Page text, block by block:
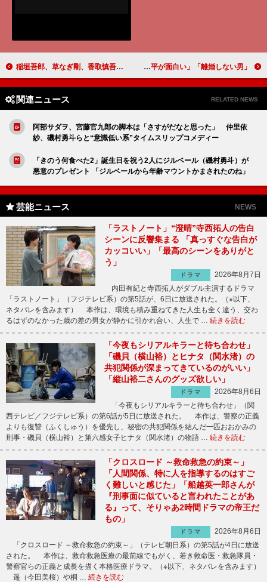
稲垣吾郎、草なぎ剛、香取慎吾「新しい地図」 4都市で『NAKAMA to MEETING Vol.3』の開催決定 「離婚しない男」篠田麻里子＆小池徹平の絡みにネット騒然 「第2話でも麻里子さまが大暴れ」「ド変態な小池徹平が面白い」
関連ニュース RELATED NEWS
阿部サダヲ、宮藤官九郎の脚本は「さすがだなと思った」 仲里依
紗、磯村勇斗らと“意識低い系”タイムスリップコメディー
「きのう何食べた2」誕生日を祝う2人にジルベール（磯村勇斗）が
悪意のプレゼント 「ジルベールから年齢マウントかまされたのね」
芸能ニュース NEWS
「ラストノート」“澄晴”寺西拓人の告白
シーンに反響集まる 「真っすぐな告白が
カッコいい」「最高のシーンをありがと
う」
ドラマ
2026年8月7日
内田有紀と寺西拓人がダブル主演するドラマ
「ラストノート」（フジテレビ系）の第5話が、6日に放送された。（※以下、
ネタバレを含みます） 本作は、環境も積み重ねてきた人生も全く違う、交わ
るはずのなかった歳の差の男女が静かに引かれ合い、人生で … 続きを読む
「今夜もシリアルキラーと待ち合わせ」
「磯貝（横山裕）とヒナタ（関水渚）の
共犯関係が深まってきているのがいい」
「縦山裕二さんのグッズ欲しい」
ドラマ
2026年8月6日
「今夜もシリアルキラーと待ち合わせ」（関
西テレビ／フジテレビ系）の第6話が5日に放送された。 本作は、警察の正義
よりも復讐（ふくしゅう）を優先し、秘密の共犯関係を結んだ一匹おおかみの
刑事・磯貝（横山裕）と第六感女子ヒナタ（関水渚）の物語 … 続きを読む
「クロスロード ～救命救急の約束～」
「人間関係、特に人を指導するのはすご
く難しいと感じた」「船越英一郎さんが
『刑事面に似ていると言われたことがあ
る』って、そりゃあ2時間ドラマの帝王だ
もの」
ドラマ
2026年8月6日
「クロスロード ～救命救急の約束～」（テレビ朝日系）の第5話が4日に放送
された。 本作は、救命救急医療の最前線でもがく、若き救命医・救急隊員・
警察官らの正義と成長を描く本格医療ドラマ。（※以下、ネタバレを含みます）
遥（今田美桜）や桐 … 続きを読む